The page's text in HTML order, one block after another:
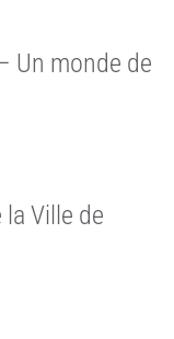
Un monde de
Ville de